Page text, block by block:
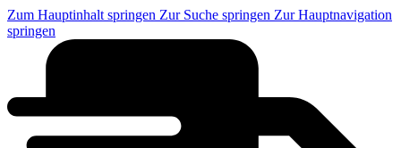
Zum Hauptinhalt springen Zur Suche springen Zur Hauptnavigation
springen